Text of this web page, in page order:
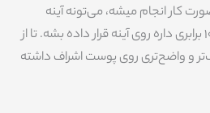
کار انجام میشه، می‌تونه آینه‌
کوچیکی که قابلیت زوم مثلا 10 برابری داره روی آینه قرار داده بشه. تا از
و واضح‌تری روی پوست اشراف داشته